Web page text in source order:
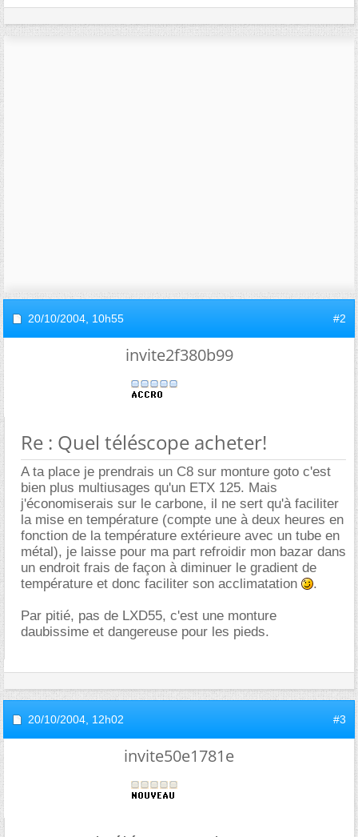
20/10/2004, 10h55 #2
invite2f380b99
Re : Quel téléscope acheter!
A ta place je prendrais un C8 sur monture goto c'est
bien plus multiusages qu'un ETX 125. Mais
j'économiserais sur le carbone, il ne sert qu'à faciliter
la mise en température (compte une à deux heures en
fonction de la température extérieure avec un tube en
métal), je laisse pour ma part refroidir mon bazar dans
un endroit frais de façon à diminuer le gradient de
température et donc faciliter son acclimatation
.
Par pitié, pas de LXD55, c'est une monture
daubissime et dangereuse pour les pieds.
20/10/2004, 12h02 #3
invite50e1781e